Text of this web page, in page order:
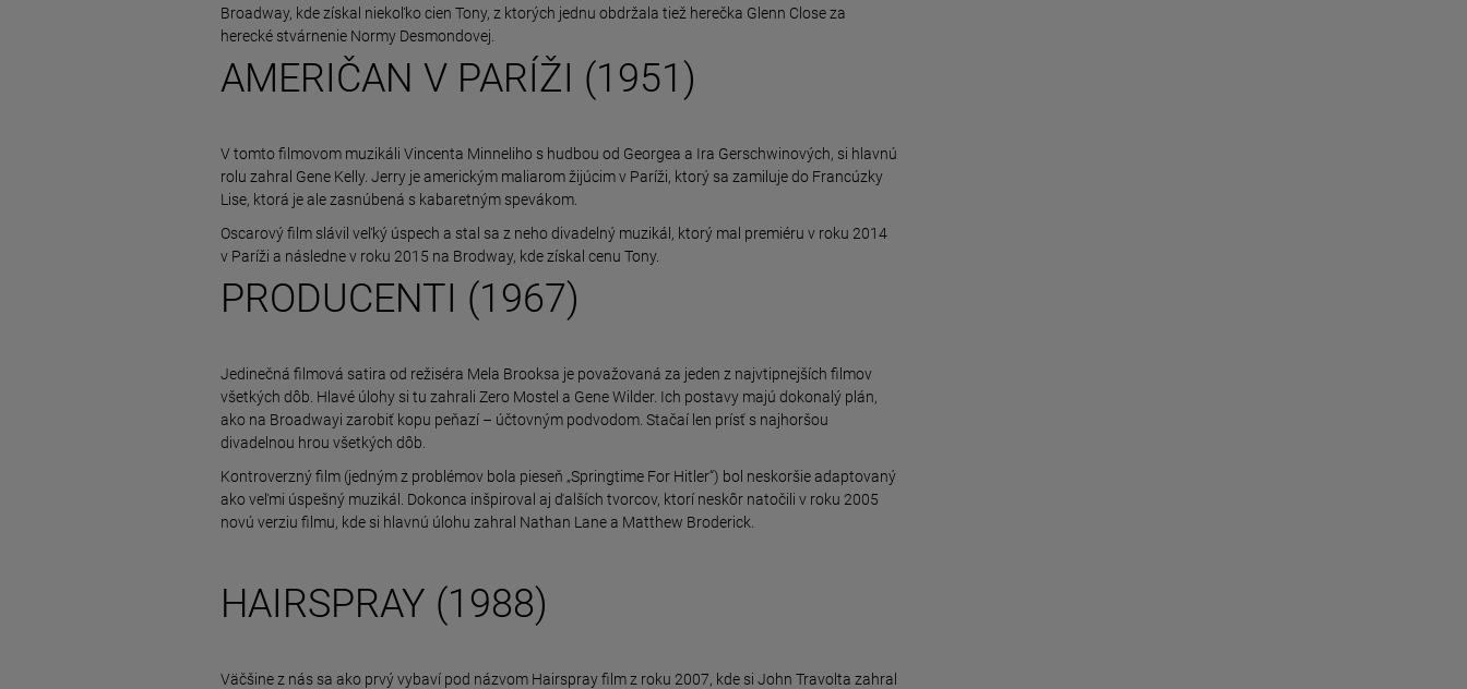
Broadway, kde získal niekoľko cien Tony, z ktorých jednu obdržala tiež herečka Glenn Close za
herecké stvárnenie Normy Desmondovej.
AMERIČAN V PARÍŽI (1951)
V tomto filmovom muzikáli Vincenta Minneliho s hudbou od Georgea a Ira Gerschwinových, si hlavnú
rolu zahral Gene Kelly. Jerry je americkým maliarom žijúcim v Paríži, ktorý sa zamiluje do Francúzky
Lise, ktorá je ale zasnúbená s kabaretným spevákom.
Oscarový film slávil veľký úspech a stal sa z neho divadelný muzikál, ktorý mal premiéru v roku 2014
v Paríži a následne v roku 2015 na Brodway, kde získal cenu Tony.
PRODUCENTI (1967)
Jedinečná filmová satira od režiséra Mela Brooksa je považovaná za jeden z najvtipnejších filmov
všetkých dôb. Hlavé úlohy si tu zahrali Zero Mostel a Gene Wilder. Ich postavy majú dokonalý plán,
ako na Broadwayi zarobiť kopu peňazí – účtovným podvodom. Stačaí len prísť s najhoršou
divadelnou hrou všetkých dôb.
Kontroverzný film (jedným z problémov bola pieseň „Springtime For Hitler“) bol neskoršie adaptovaný
ako veľmi úspešný muzikál. Dokonca inšpiroval aj ďalších tvorcov, ktorí neskôr natočili v roku 2005
novú verziu filmu, kde si hlavnú úlohu zahral Nathan Lane a Matthew Broderick.
HAIRSPRAY (1988)
Väčšine z nás sa ako prvý vybaví pod názvom Hairspray film z roku 2007, kde si John Travolta zahral